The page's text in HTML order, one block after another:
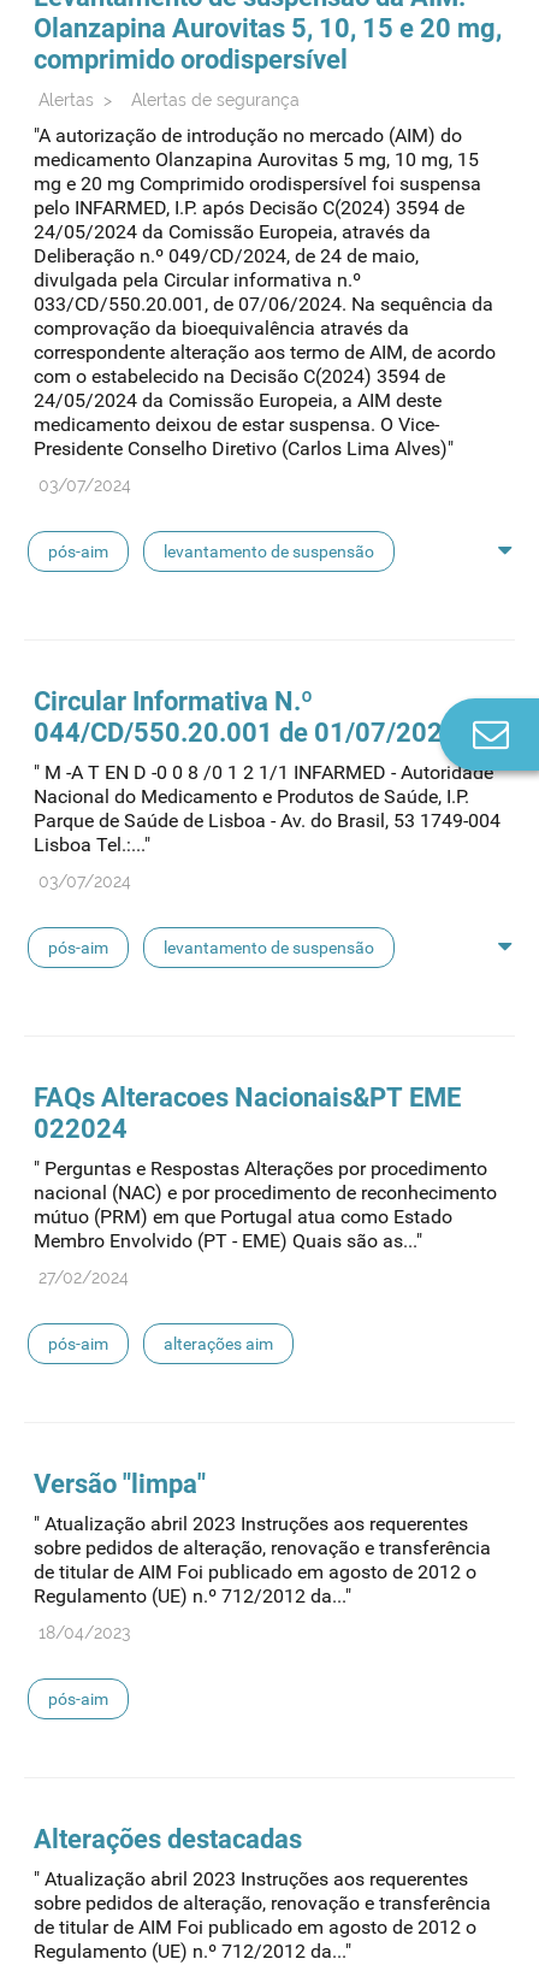
Olanzapina Aurovitas 5, 10, 15 e 20 mg,
comprimido orodispersível
Alertas > Alertas de segurança
"A autorização de introdução no mercado (AIM) do
medicamento Olanzapina Aurovitas 5 mg, 10 mg, 15
mg e 20 mg Comprimido orodispersível foi suspensa
pelo INFARMED, I.P. após Decisão C(2024) 3594 de
24/05/2024 da Comissão Europeia, através da
Deliberação n.º 049/CD/2024, de 24 de maio,
divulgada pela Circular informativa n.º
033/CD/550.20.001, de 07/06/2024. Na sequência da
comprovação da bioequivalência através da
correspondente alteração aos termo de AIM, de acordo
com o estabelecido na Decisão C(2024) 3594 de
24/05/2024 da Comissão Europeia, a AIM deste
medicamento deixou de estar suspensa. O Vice-
Presidente Conselho Diretivo (Carlos Lima Alves)"
03/07/2024
pós-aim levantamento de suspensão
Circular Informativa N.º
044/CD/550.20.001 de 01/07/2024
" M -A T EN D -0 0 8 /0 1 2 1/1 INFARMED - Autoridade
Nacional do Medicamento e Produtos de Saúde, I.P.
Parque de Saúde de Lisboa - Av. do Brasil, 53 1749-004
Lisboa Tel.:..."
03/07/2024
pós-aim levantamento de suspensão
FAQs Alteracoes Nacionais&PT EME
022024
" Perguntas e Respostas Alterações por procedimento
nacional (NAC) e por procedimento de reconhecimento
mútuo (PRM) em que Portugal atua como Estado
Membro Envolvido (PT - EME) Quais são as..."
27/02/2024
pós-aim alterações aim
Versão "limpa"
" Atualização abril 2023 Instruções aos requerentes
sobre pedidos de alteração, renovação e transferência
de titular de AIM Foi publicado em agosto de 2012 o
Regulamento (UE) n.º 712/2012 da..."
18/04/2023
pós-aim
Alterações destacadas
" Atualização abril 2023 Instruções aos requerentes
sobre pedidos de alteração, renovação e transferência
de titular de AIM Foi publicado em agosto de 2012 o
Regulamento (UE) n.º 712/2012 da..."